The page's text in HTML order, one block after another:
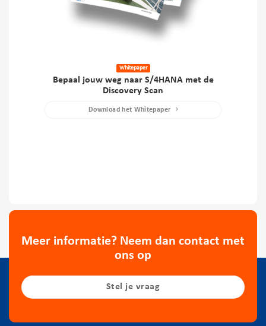
Whitepaper
Bepaal jouw weg naar S/4HANA met de
Discovery Scan
Download het Whitepaper
Meer informatie? Neem dan contact met
ons op
Stel je vraag